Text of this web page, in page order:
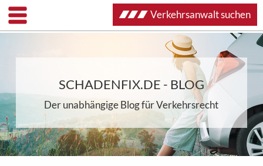
SCHADENFIX.DE - BLOG
Der unabhängige Blog für Verkehrsrecht
Verkehrsanwalt suchen